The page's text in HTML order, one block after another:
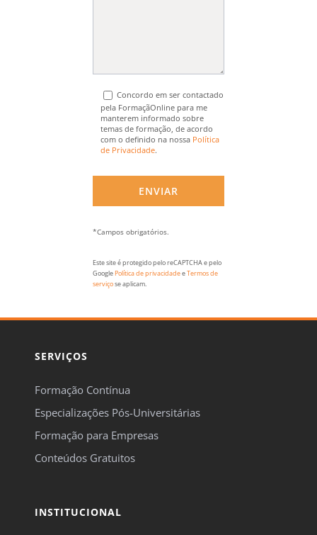
Concordo em ser contactado
pela FormaçãOnline para me
manterem informado sobre
temas de formação, de acordo
com o definido na nossa Política
de Privacidade.
*Campos obrigatórios.
Este site é protegido pelo reCAPTCHA e pelo
GooglePolítica de privacidadeeTermos de
serviçose aplicam.
SERVIÇOS
Formação Contínua
Especializações Pós-Universitárias
Formação para Empresas
Conteúdos Gratuitos
INSTITUCIONAL